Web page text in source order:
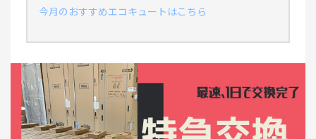
今月のおすすめエコキュートはこちら